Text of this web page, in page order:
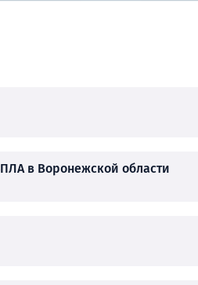
в Воронежской области